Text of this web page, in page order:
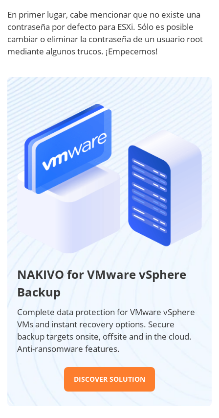
En primer lugar, cabe mencionar que no existe una
contraseña por defecto para ESXi. Sólo es posible
cambiar o eliminar la contraseña de un usuario root
mediante algunos trucos. ¡Empecemos!
NAKIVO for VMware vSphere
Backup
Complete data protection for VMware vSphere
VMs and instant recovery options. Secure
backup targets onsite, offsite and in the cloud.
Anti-ransomware features.
DISCOVER SOLUTION